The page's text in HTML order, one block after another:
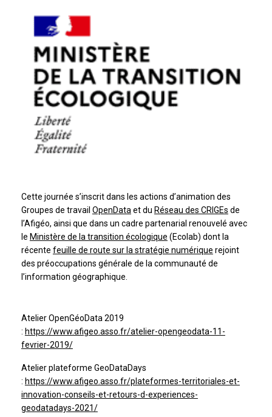
Cette journée s’inscrit dans les actions d’animation des
Groupes de travail OpenDataet du Réseau des CRIGEs de
l’Afigéo, ainsi que dans un cadre partenarial renouvelé avec
le Ministère de la transition écologique (Ecolab) dont la
récente feuille de route sur la stratégie numérique rejoint
des préoccupations générale de la communauté de
l’information géographique.
Atelier OpenGéoData 2019
: https://www.afigeo.asso.fr/atelier-opengeodata-11-
fevrier-2019/
Atelier plateforme GeoDataDays
: https://www.afigeo.asso.fr/plateformes-territoriales-et-
innovation-conseils-et-retours-d-experiences-
geodatadays-2021/